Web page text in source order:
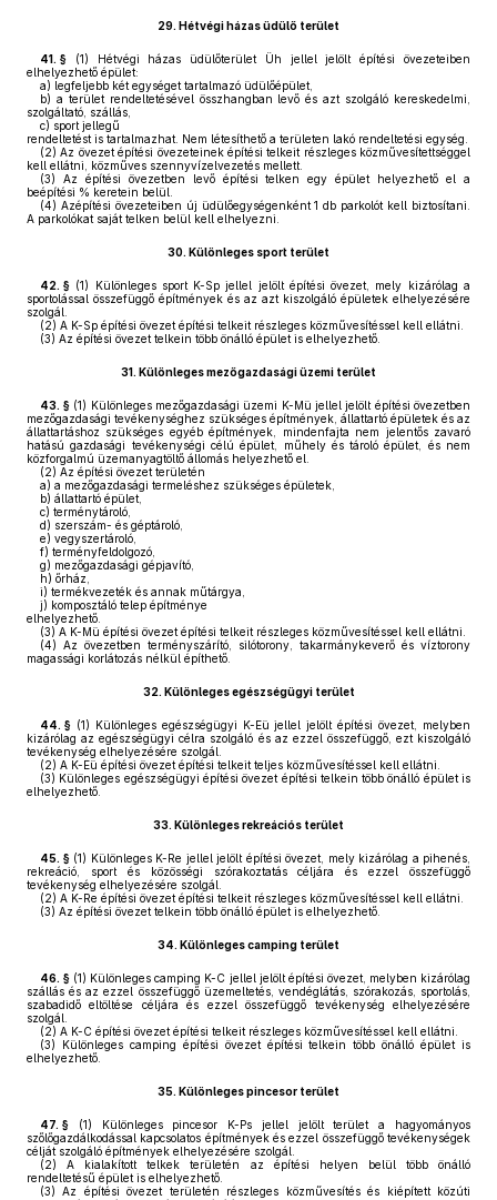
29. Hétvégi házas üdülő terület
41. § (1) Hétvégi házas üdülőterület Üh jellel jelölt építési övezeteiben
elhelyezhető épület:
a) legfeljebb két egységet tartalmazó üdülőépület,
b) a terület rendeltetésével összhangban levő és azt szolgáló kereskedelmi,
szolgáltató, szállás,
c) sport jellegű
rendeltetést is tartalmazhat. Nem létesíthető a területen lakó rendeltetési egység.
(2) Az övezet építési övezeteinek építési telkeit részleges közművesítettséggel
kell ellátni, közműves szennyvízelvezetés mellett.
(3) Az építési övezetben levő építési telken egy épület helyezhető el a
beépítési % keretein belül.
(4) Azépítési övezeteiben új üdülőegységenként 1 db parkolót kell biztosítani.
A parkolókat saját telken belül kell elhelyezni.
30. Különleges sport terület
42. § (1)
Különleges sport K-Sp jellel jelölt építési övezet, mely kizárólag a
sportolással összefüggő építmények és az azt kiszolgáló épületek elhelyezésére
szolgál.
(2) A K-Sp építési övezet építési telkeit részleges közművesítéssel kell ellátni.
(3) Az építési övezet telkein több önálló épület is elhelyezhető.
31. Különleges mezőgazdasági üzemi terület
43. § (1) Különleges mezőgazdasági üzemi K-Mü jellel jelölt építési övezetben
mezőgazdasági tevékenységhez szükséges építmények, állattartó épületek és az
állattartáshoz szükséges egyéb építmények, mindenfajta nem jelentős zavaró
hatású gazdasági tevékenységi célú épület, műhely és tároló épület, és nem
közforgalmú üzemanyagtöltő állomás helyezhető el.
(2) Az építési övezet területén
a) a mezőgazdasági termeléshez szükséges épületek,
b) állattartó épület,
c) terménytároló,
d) szerszám- és géptároló,
e) vegyszertároló,
f) terményfeldolgozó,
g) mezőgazdasági gépjavító,
h) őrház,
i) termékvezeték és annak műtárgya,
j) komposztáló telep építménye
elhelyezhető.
(3) A K-Mü építési övezet építési telkeit részleges közművesítéssel kell ellátni.
(4) Az övezetben terményszárító, silótorony, takarmánykeverő és víztorony
magassági korlátozás nélkül építhető.
32. Különleges egészségügyi terület
44. § (1) Különleges egészségügyi K-Eü jellel jelölt építési övezet, melyben
kizárólag az egészségügyi célra szolgáló és az ezzel összefüggő, ezt kiszolgáló
tevékenység elhelyezésére szolgál.
(2) A K-Eü építési övezet építési telkeit teljes közművesítéssel kell ellátni.
(3) Különleges egészségügyi építési övezet építési telkein több önálló épület is
elhelyezhető.
33. Különleges rekreációs terület
45. § (1) Különleges K-Re jellel jelölt építési övezet, mely kizárólag a pihenés,
rekreáció, sport és közösségi szórakoztatás céljára és ezzel összefüggő
tevékenység elhelyezésére szolgál.
(2) A K-Re építési övezet építési telkeit részleges közművesítéssel kell ellátni.
(3) Az építési övezet telkein több önálló épület is elhelyezhető.
34. Különleges camping terület
46. § (1) Különleges camping K-C jellel jelölt építési övezet, melyben kizárólag
szállás és az ezzel összefüggő üzemeltetés, vendéglátás, szórakozás, sportolás,
szabadidő eltöltése céljára és ezzel összefüggő tevékenység elhelyezésére
szolgál.
(2) A K-C építési övezet építési telkeit részleges közművesítéssel kell ellátni.
(3) Különleges camping építési övezet építési telkein több önálló épület is
elhelyezhető.
35. Különleges pincesor terület
47. § (1) Különleges pincesor K-Ps jellel jelölt terület a hagyományos
szőlőgazdálkodással kapcsolatos építmények és ezzel összefüggő tevékenységek
célját szolgáló építmények elhelyezésére szolgál.
(2) A kialakított telkek területén az építési helyen belül több önálló
rendeltetésű épület is elhelyezhető.
(3) Az építési övezet területén részleges közművesítés és kiépített közúti